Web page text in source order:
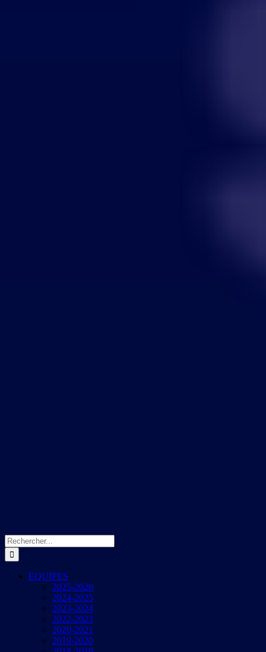
Rechercher:
EQUIPES
2025-2026
2024-2025
2023-2024
2022-2023
2020-2021
2019-2020